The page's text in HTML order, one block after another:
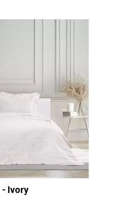
- Ivory